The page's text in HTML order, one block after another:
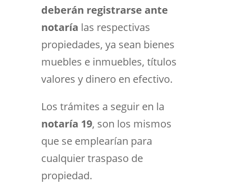
deberán registrarse ante
notaría las respectivas
propiedades, ya sean bienes
muebles e inmuebles, títulos
valores y dinero en efectivo.
Los trámites a seguir en la
notaría 19, son los mismos
que se emplearían para
cualquier traspaso de
propiedad.